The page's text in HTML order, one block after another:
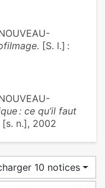
. [S. l.] :
: ce qu’il faut
[s. n.], 2002
10 notices